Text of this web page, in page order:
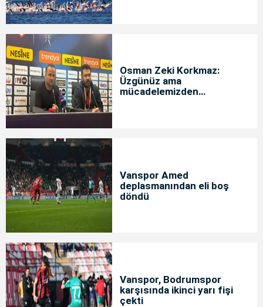
Osman Zeki Korkmaz:
Üzgünüz ama
mücadelemizden
Vanspor Amed
deplasmanından eli boş
döndü
Vanspor, Bodrumspor
karşısında ikinci yarı fişi
çekti